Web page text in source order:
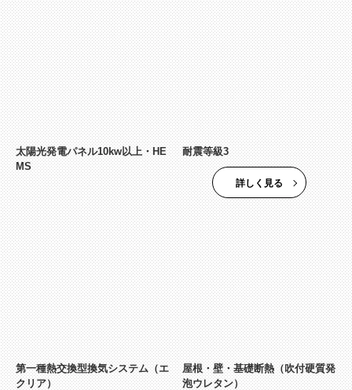
太陽光発電パネル10kw以上・HE
MS
耐震等級3
詳しく見る
第一種熱交換型換気システム（エ
クリア）
屋根・壁・基礎断熱（吹付硬質発
泡ウレタン）